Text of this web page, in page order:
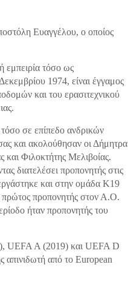
Ευαγγέλου, ο οποίος
εμπειρία τόσο ως
1974, είναι έγγαμος
και του ερασιτεχνικού
σε επίπεδο ανδρικών
και ακολούθησαν οι Δήμητρα
Φιλοκτήτης Μελιβοίας.
διατελέσει προπονητής στις
και στην ομάδα Κ19
πρώτος προπονητής στον Α.Ο.
ήταν προπονητής του
UEFA A (2019) και UEFA D
απινιδωτή από το European